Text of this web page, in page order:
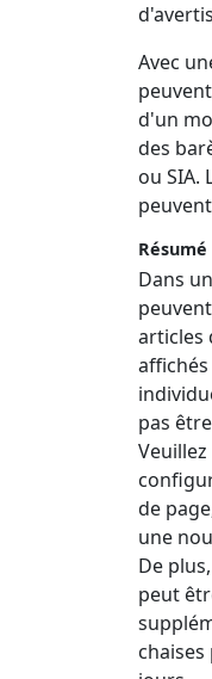
Avec
d'un
des
ou SIA.
Résumé
Dans
articles
pas
de
une
De
peut